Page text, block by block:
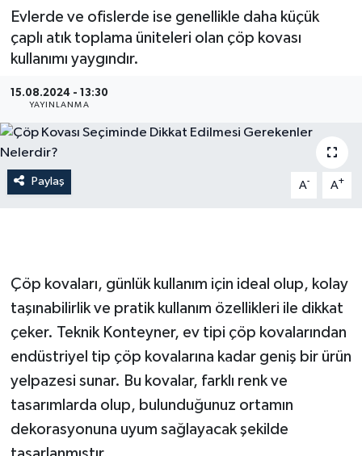
Evlerde ve ofislerde ise genellikle daha küçük
çaplı atık toplama üniteleri olan çöp kovası
kullanımı yaygındır.
15.08.2024 - 13:30
YAYINLANMA
Paylaş A- A+
Çöp kovaları, günlük kullanım için ideal olup, kolay
taşınabilirlik ve pratik kullanım özellikleri ile dikkat
çeker. Teknik Konteyner, ev tipi çöp kovalarından
endüstriyel tip çöp kovalarına kadar geniş bir ürün
yelpazesi sunar. Bu kovalar, farklı renk ve
tasarımlarda olup, bulunduğunuz ortamın
dekorasyonuna uyum sağlayacak şekilde
YAŞAM
TEKNOLOJİ
SAĞLIK
EĞİTİM
İLÇE HABERLERİ
DÜNYA
ROPORTAJ
MAGAZİN
KADIN-AİLE
Süper Lig Puan Durumu ve Fikstür
Tüm Manşetler
Son Dakika Haberleri
Haber Arşivi